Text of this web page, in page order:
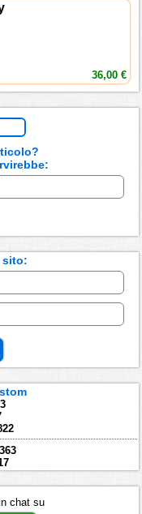
36,00 €
sito:
chat su